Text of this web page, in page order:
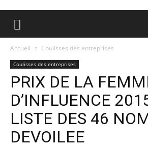
Accueil Coulisses des entreprises
Coulisses des entreprises
PRIX DE LA
D’INFLUENCE
LISTE DES 46
DEVOILEE